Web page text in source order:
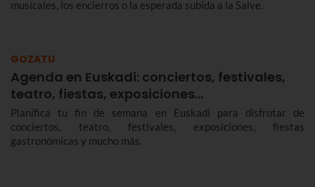
musicales, los encierros o la esperada subida a la Salve.
GOZATU
Agenda en Euskadi: conciertos, festivales,
teatro, fiestas, exposiciones…
Planifica tu fin de semana en Euskadi para disfrutar de
conciertos, teatro, festivales, exposiciones, fiestas
gastronómicas y mucho más.